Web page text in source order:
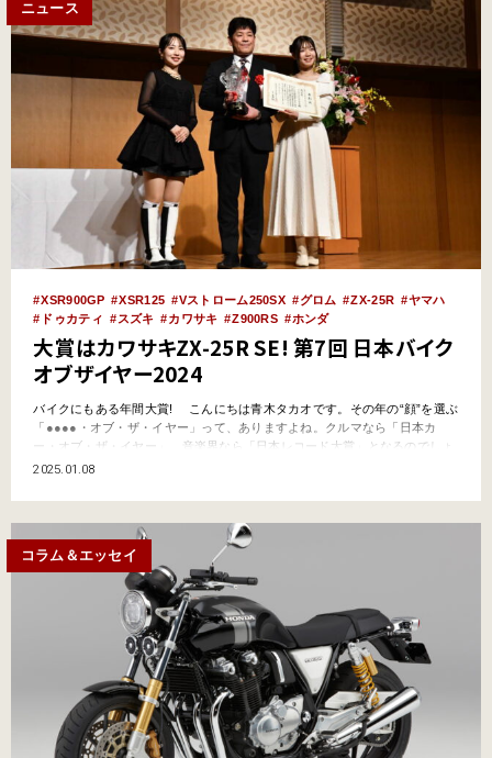
ニュース
XSR900GP XSR125 Vストローム250SX グロム ZX-25R
ヤマハ
ドゥカティ
スズキ カワサキ Z900RS ホンダ
大賞はカワサキZX-25R SE! 第7回 日本バイク
オブザイヤー2024
バイクにもある年間大賞! こんにちは青木タカオです。その年の“顔”を選ぶ
「●●●●・オブ・ザ・イヤー」って、ありますよね。クルマなら「日本カ
ー・オブ・ザ・イヤー」、音楽界なら「日本レコード大賞」となるのでしょ
うか。 2024年はパリ五輪もありましたし、スポーツ界だけでなく、さま
ると挙げられておりましたが、ボクが思うには、2…
2025.01.08
コラム＆エッセイ